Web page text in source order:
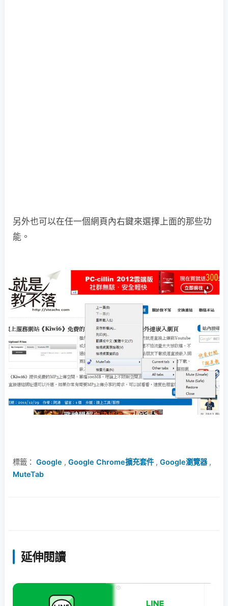
另外也可以在任一個網頁內右鍵來選擇上面的那些功
能。
標籤： Google , Google Chrome擴充套件, Google瀏覽器,
MuteTab
延伸閱讀